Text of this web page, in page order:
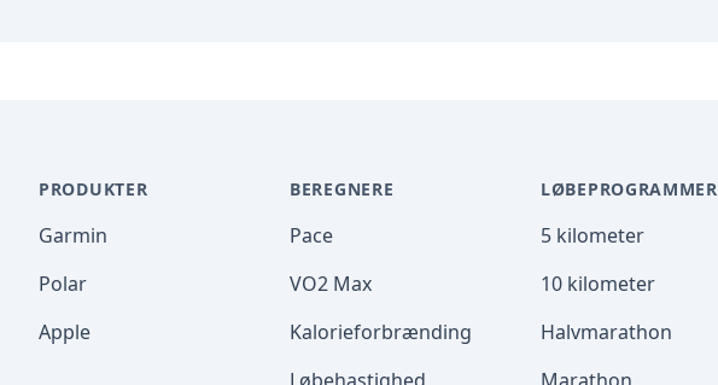
PRODUKTER
Garmin
Polar
Apple
BEREGNERE
Pace
VO2 Max
Kalorieforbrænding
LØBEPROGRAMMER
5 kilometer
10 kilometer
Halvmarathon